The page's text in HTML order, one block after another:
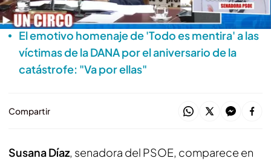
Delorme'
El emotivo homenaje de 'Todo es mentira' a las
víctimas de la DANA por el aniversario de la
catástrofe: "Va por ellas"
Compartir
Susana Díaz, senadora del PSOE, comparece en